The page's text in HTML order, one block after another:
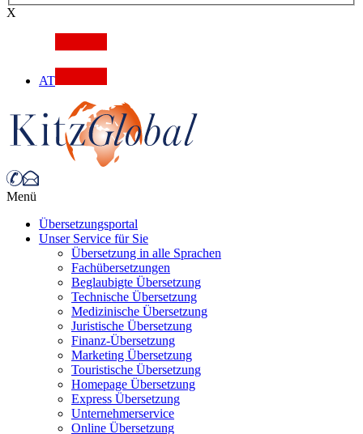
X
AT
Menü
Übersetzungsportal
Unser Service für Sie
Übersetzung in alle Sprachen
Fachübersetzungen
Beglaubigte Übersetzung
Technische Übersetzung
Medizinische Übersetzung
Juristische Übersetzung
Finanz-Übersetzung
Marketing Übersetzung
Touristische Übersetzung
Homepage Übersetzung
Express Übersetzung
Unternehmerservice
Online Übersetzung